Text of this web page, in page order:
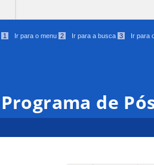
1 Ir para o menu 2 Ir para a busca 3 Ir para
Programa de